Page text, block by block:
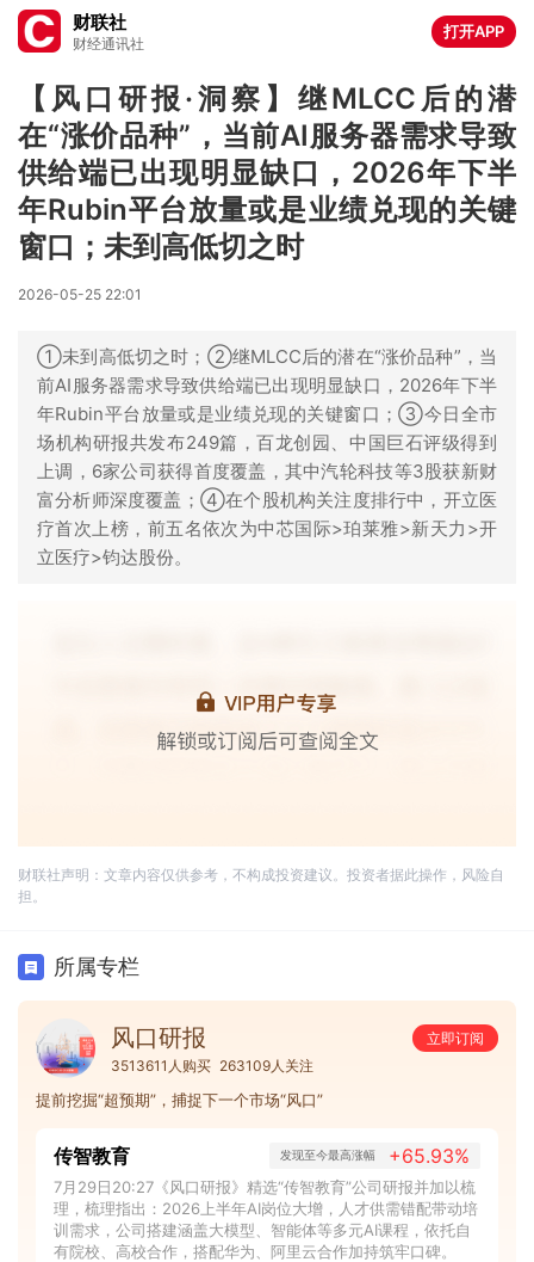
财联社
财经通讯社
打开APP
【风口研报·洞察】继MLCC后的潜
在“涨价品种”，当前AI服务器需求导致
供给端已出现明显缺口，2026年下半
年Rubin平台放量或是业绩兑现的关键
窗口；未到高低切之时
2026-05-25 22:01
①未到高低切之时；②继MLCC后的潜在“涨价品种”，当
前AI服务器需求导致供给端已出现明显缺口，2026年下半
年Rubin平台放量或是业绩兑现的关键窗口；③今日全市
场机构研报共发布249篇，百龙创园、中国巨石评级得到
上调，6家公司获得首度覆盖，其中汽轮科技等3股获新财
富分析师深度覆盖；④在个股机构关注度排行中，开立医
疗首次上榜，前五名依次为中芯国际>珀莱雅>新天力>开
立医疗>钧达股份。
财联社声明：文章内容仅供参考，不构成投资建议。投资者据此操作，风险自
担。
所属专栏
风口研报
立即订阅
3513611人购买 263109人关注
提前挖掘“超预期”，捕捉下一个市场“风口”
传智教育 发现至今最高涨幅 +65.93%
7月29日20:27《风口研报》精选“传智教育”公司研报并加以梳
理，梳理指出：2026上半年AI岗位大增，人才供需错配带动培
训需求，公司搭建涵盖大模型、智能体等多元AI课程，依托自
有院校、高校合作，搭配华为、阿里云合作加持筑牢口碑。